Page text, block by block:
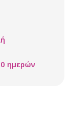
ημερών